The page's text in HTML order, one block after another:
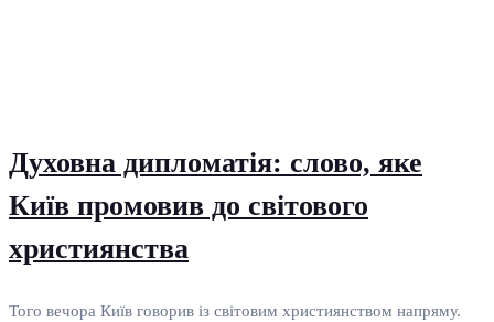
Духовна дипломатія: слово, яке
Київ промовив до світового
християнства
Того вечора Київ говорив із світовим християнством напряму.